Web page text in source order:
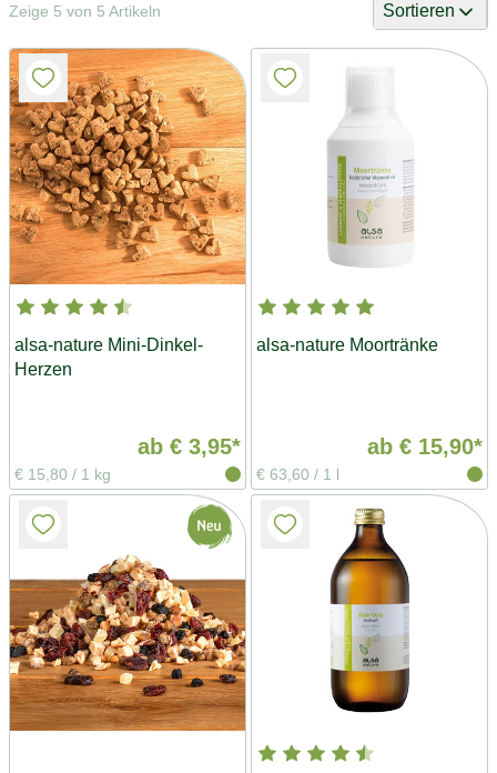
Zeige 5 von 5 Artikeln Sortieren
alsa-nature Mini-Dinkel-
Herzen
ab € 3,95*
€ 15,80 / 1 kg
alsa-nature Moortränke
ab € 15,90*
€ 63,60 / 1 l